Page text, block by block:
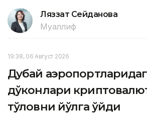
Ляззат Сейданова
Муаллиф
19:38, 06 Август 2026
Дубай
дўконлари
тўловни йўлга қўйди